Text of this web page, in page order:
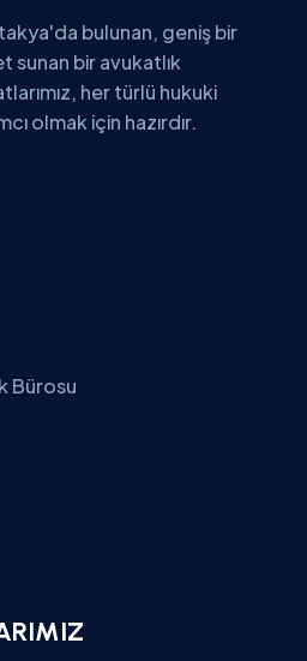
bulunan, geniş bir
sunan bir avukatlık
her türlü hukuki
olmak için hazırdır.
Bürosu